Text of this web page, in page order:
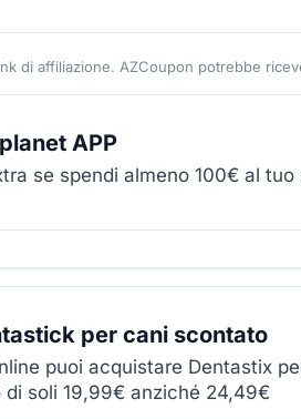
di affiliazione. AZCoupon potrebbe
APP
se spendi almeno 100€ al tuo
per cani scontato
puoi acquistare Dentastix
soli 19,99€ anziché 24,49€